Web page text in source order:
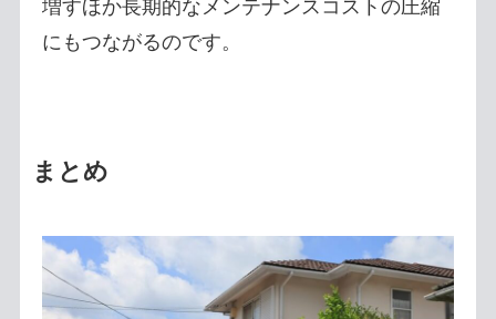
増すほか長期的なメンテナンスコストの圧縮
にもつながるのです。
まとめ